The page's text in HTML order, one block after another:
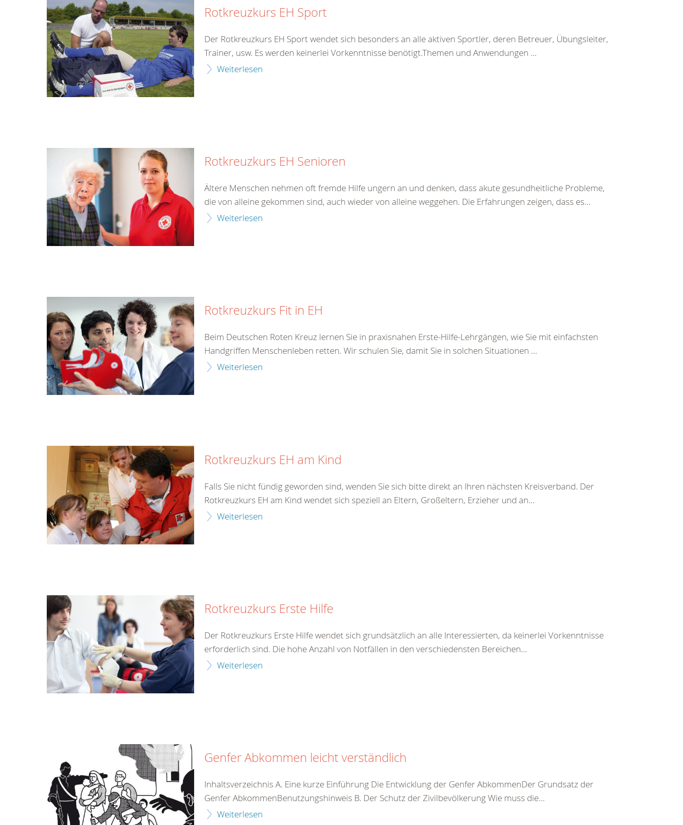
Rotkreuzkurs EH Sport
Der Rotkreuzkurs EH Sport wendet sich besonders an alle aktiven Sportler, deren Betreuer, Übungsleiter,
Trainer, usw. Es werden keinerlei Vorkenntnisse benötigt.Themen und Anwendungen ...
Weiterlesen
Rotkreuzkurs EH Senioren
Ältere Menschen nehmen oft fremde Hilfe ungern an und denken, dass akute gesundheitliche Probleme,
die von alleine gekommen sind, auch wieder von alleine weggehen. Die Erfahrungen zeigen, dass es...
Weiterlesen
Rotkreuzkurs Fit in EH
Beim Deutschen Roten Kreuz lernen Sie in praxisnahen Erste-Hilfe-Lehrgängen, wie Sie mit einfachsten
Handgriffen Menschenleben retten. Wir schulen Sie, damit Sie in solchen Situationen ...
Weiterlesen
Rotkreuzkurs EH am Kind
Falls Sie nicht fündig geworden sind, wenden Sie sich bitte direkt an Ihren nächsten Kreisverband. Der
Rotkreuzkurs EH am Kind wendet sich speziell an Eltern, Großeltern, Erzieher und an...
Weiterlesen
Rotkreuzkurs Erste Hilfe
Der Rotkreuzkurs Erste Hilfe wendet sich grundsätzlich an alle Interessierten, da keinerlei Vorkenntnisse
erforderlich sind. Die hohe Anzahl von Notfällen in den verschiedensten Bereichen...
Weiterlesen
Genfer Abkommen leicht verständlich
Inhaltsverzeichnis A. Eine kurze Einführung Die Entwicklung der Genfer AbkommenDer Grundsatz der
Genfer AbkommenBenutzungshinweis B. Der Schutz der Zivilbevölkerung Wie muss die...
Weiterlesen